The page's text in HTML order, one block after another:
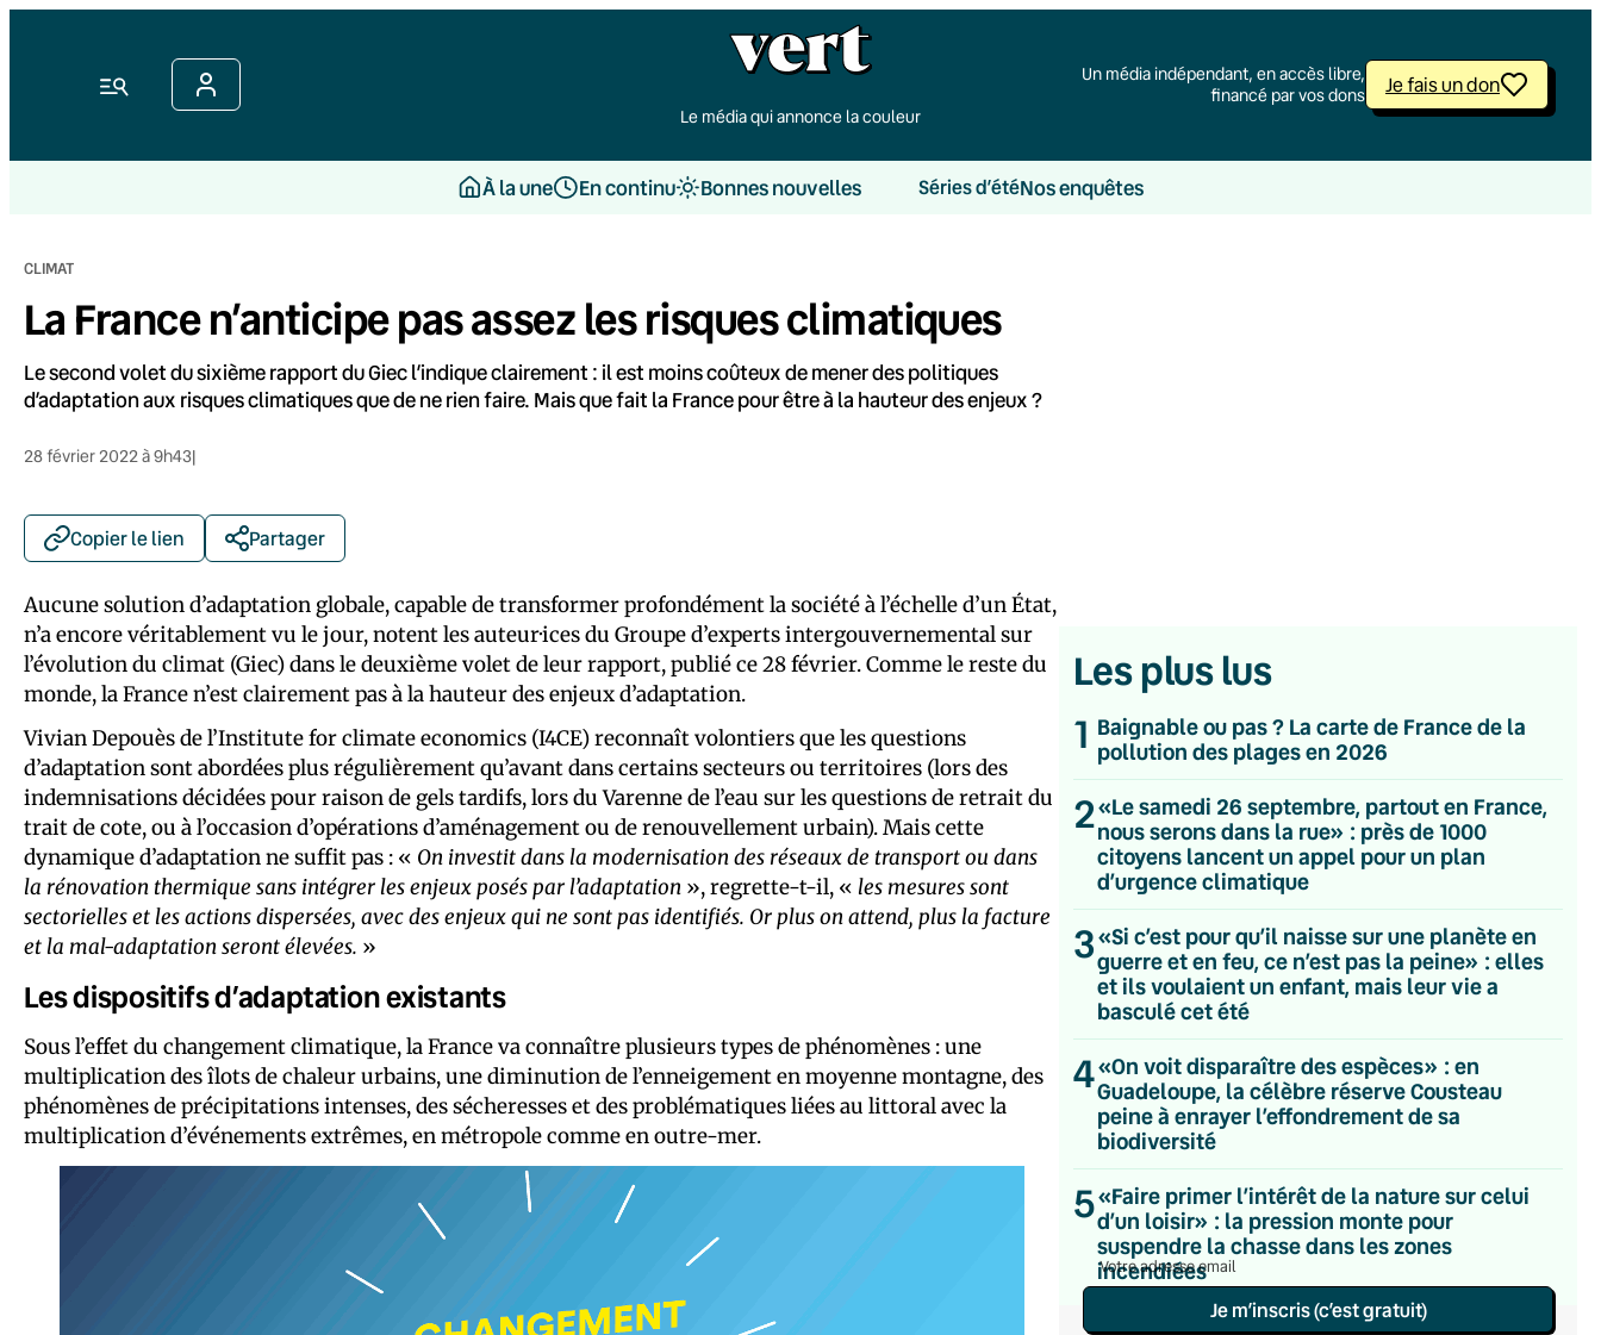
Menu
Le média qui annonce la couleur
Un média indépendant, en accès libre,
financé par vos dons
Je fais un don
À la une En continu Bonnes nouvelles Séries d’étéNos enquêtes
CLIMAT
La France n’anticipe pas assez les risques climatiques
Le second volet du sixième rapport du Giec l’indique clairement : il est moins coûteux de mener des politiques
d’adaptation aux risques climatiques que de ne rien faire. Mais que fait la France pour être à la hauteur des enjeux ?
28 février 2022 à 9h43|
Copier le lien Partager
Aucune solution d’adaptation globale, capable de transformer profondément la société à l’échelle d’un État,
n’a encore véritablement vu le jour, notent les auteur·ices du Groupe d’experts intergouvernemental sur
l’évolution du climat (Giec) dans le deuxième volet de leur rapport, publié ce 28 février. Comme le reste du
monde, la France n’est clairement pas à la hauteur des enjeux d’adaptation.
Vivian Depouès de l’Institute for climate economics (I4CE) reconnaît volontiers que les questions
d’adaptation sont abordées plus régulièrement qu’avant dans certains secteurs ou territoires (lors des
indemnisations décidées pour raison de gels tardifs, lors du Varenne de l’eau sur les questions de retrait du
trait de cote, ou à l’occasion d’opérations d’aménagement ou de renouvellement urbain). Mais cette
dynamique d’adaptation ne suffit pas : « On investit dans la modernisation des réseaux de transport ou dans
la rénovation thermique sans intégrer les enjeux posés par l’adaptation », regrette-t-il, « les mesures sont
sectorielles et les actions dispersées, avec des enjeux qui ne sont pas identifiés. Or plus on attend, plus la facture
et la mal-adaptation seront élevées. »
Les dispositifs d’adaptation existants
Sous l’effet du changement climatique, la France va connaître plusieurs types de phénomènes : une
multiplication des îlots de chaleur urbains, une diminution de l’enneigement en moyenne montagne, des
phénomènes de précipitations intenses, des sécheresses et des problématiques liées au littoral avec la
multiplication d’événements extrêmes, en métropole comme en outre-mer.
Les plus lus
1 Baignable ou pas ? La carte de France de la
pollution des plages en 2026
2«Le samedi 26 septembre, partout en France,
nous serons dans la rue» : près de 1000
citoyens lancent un appel pour un plan
d’urgence climatique
3«Si c’est pour qu’il naisse sur une planète en
guerre et en feu, ce n’est pas la peine» : elles
et ils voulaient un enfant, mais leur vie a
basculé cet été
4«On voit disparaître des espèces» : en
Guadeloupe, la célèbre réserve Cousteau
peine à enrayer l’effondrement de sa
biodiversité
5«Faire primer l’intérêt de la nature sur celui
d’un loisir» : la pression monte pour
suspendre la chasse dans les zones
incendiées
💌 Inscrivez-vous à nos newsletters
Quotidienne
Du lundi au vendredi
Hebdomadaire
Le samedi
Chaleurs Actuelles
C’était Mieux Après
Occasionnelle
Je m’inscris (c’est gratuit)